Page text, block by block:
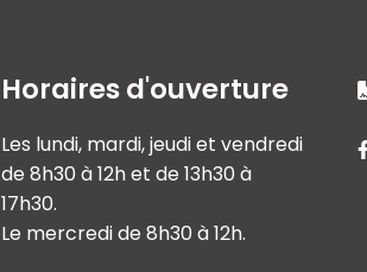
Horaires d'ouverture
Les lundi, mardi, jeudi et vendredi
de 8h30 à 12h et de 13h30 à
17h30.
Le mercredi de 8h30 à 12h.